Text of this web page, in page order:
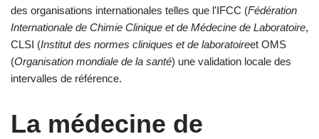
des organisations internationales telles que l'IFCC (Fédération
Internationale de Chimie Clinique et de Médecine de Laboratoire,
CLSI (Institut des normes cliniques et de laboratoireet OMS
(Organisation mondiale de la santé) une validation locale des
intervalles de référence.
La médecine de